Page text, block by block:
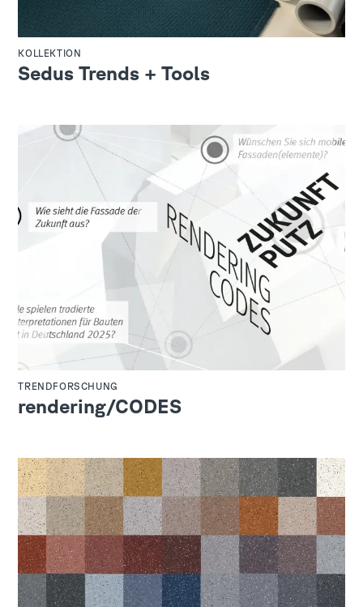
KOLLEKTION
Sedus Trends + Tools
TRENDFORSCHUNG
rendering/CODES